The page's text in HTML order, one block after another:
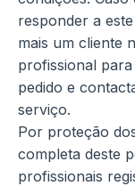
responder a
mais um cliente
profissional
pedido e
serviço.
Por proteção
completa deste
profissionais